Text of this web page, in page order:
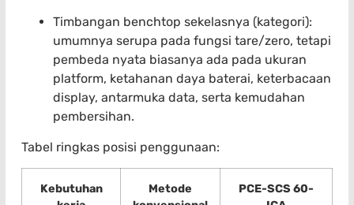
Timbangan benchtop sekelasnya (kategori):
umumnya serupa pada fungsi tare/zero, tetapi
pembeda nyata biasanya ada pada ukuran
platform, ketahanan daya baterai, keterbacaan
display, antarmuka data, serta kemudahan
pembersihan.
Tabel ringkas posisi penggunaan:
Kebutuhan
Metode
PCE-SCS 60-